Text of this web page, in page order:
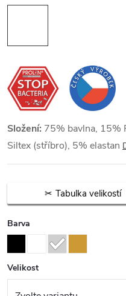
Složení: 75% bavlna, 15%
Siltex (stříbro), 5% elastan
Tabulka velikostí
Barva
Velikost